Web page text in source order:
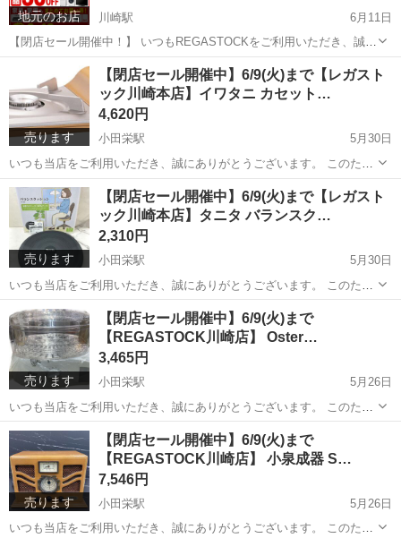
地元のお店 川崎駅
6月11日
【閉店セール開催中！】 いつもREGASTOCKをご利用いただき、誠に
ありがとうございます。 店舗閉店に伴い、閉店セールを開催しており
ます。 店内商品 全品30％引き にて販売中です。 家具・家電・雑...
川崎市 川崎駅 リサイクルショップ 閉店セール
売ります
【閉店セール開催中】6/9(火)まで【レガスト
ック川崎本店】イワタニ カセット…
4,620円
小田栄駅
5月30日
いつも当店をご利用いただき、誠にありがとうございます。 このたび
当店は、誠に勝手ながら閉店することとなりました。 これまで多くの
お客様にご来店・ご利用いただきましたこと、心より感謝申し上げま
す。 閉店に伴い、店内...
神奈川 川崎市 小田栄駅 キッチン家電 イワタニ
売ります
【閉店セール開催中】6/9(火)まで【レガスト
ック川崎本店】タニタ バランスク…
2,310円
小田栄駅
5月30日
いつも当店をご利用いただき、誠にありがとうございます。 このたび
当店は、誠に勝手ながら閉店することとなりました。 これまで多くの
お客様にご来店・ご利用いただきましたこと、心より感謝申し上げま
す。 閉店に伴い、店内...
神奈川 川崎市 小田栄駅 美容家電 タニタ
売ります
【閉店セール開催中】6/9(火)まで
【REGASTOCK川崎店】 Oster…
3,465円
小田栄駅
5月26日
いつも当店をご利用いただき、誠にありがとうございます。 このたび
当店は、誠に勝手ながら閉店することとなりました。 これまで多くの
お客様にご来店・ご利用いただきましたこと、心より感謝申し上げま
す。 閉店に伴い、...
神奈川 川崎市 小田栄駅 キッチン家電 方法
売ります
【閉店セール開催中】6/9(火)まで
【REGASTOCK川崎店】 小泉成器 S…
7,546円
小田栄駅
5月26日
いつも当店をご利用いただき、誠にありがとうございます。 このたび